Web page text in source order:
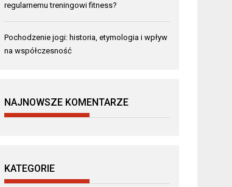
regularnemu treningowi fitness?
Pochodzenie jogi: historia, etymologia i wpływ
na współczesność
NAJNOWSZE KOMENTARZE
KATEGORIE